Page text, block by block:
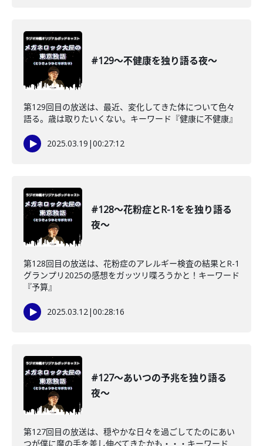
#129〜不健康を独り語る夜〜
第129回目の放送は、最近、変化してきた体について色々
語る。歳は取りたいくない。キーワード『健康に不健康』
2025.03.19 |00:27:12
#128〜花粉症とR-1をを独り語る
夜〜
第128回目の放送は、花粉症のアレルギー検査の結果とR-1
グランプリ2025の感想をガッツリ喋ろうかと！キーワード
『予算』
2025.03.12|00:28:16
#127〜あいつの予兆を独り語る
夜〜
第127回目の放送は、穏やかな日々を過ごしてたのにあい
つが僕に魔の手を差し伸べてきたかも・・・キーワード